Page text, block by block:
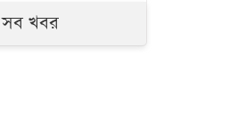
বাংলাদেশ থেকে
সব খবর